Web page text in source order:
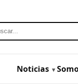
Noticias